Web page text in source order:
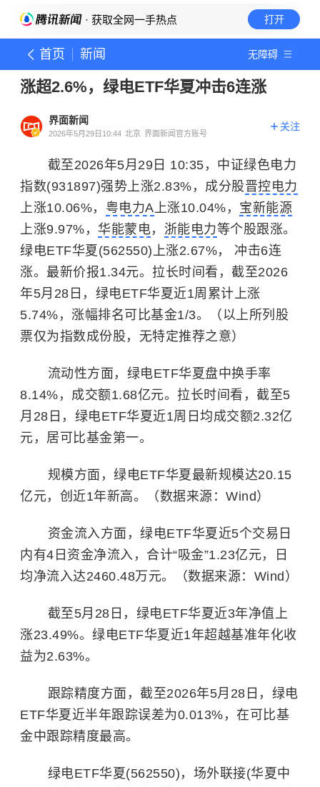
· 获取全网一手热点 打开
首页 新闻 无障碍
涨超2.6%，绿电ETF华夏冲击6连涨
界面新闻
2026年5月29日10:44 北京 界面新闻官方账号
关注
截至2026年5月29日 10:35，中证绿色电力
指数(931897)强势上涨2.83%，成分股晋控电力
上涨10.06%， 粤电力A上涨10.04%， 宝新能源
上涨9.97%， 华能蒙电， 浙能电力等个股跟涨。
绿电ETF华夏(562550)上涨2.67%， 冲击6连
涨。最新价报1.34元。拉长时间看，截至2026
年5月28日，绿电ETF华夏近1周累计上涨
5.74%，涨幅排名可比基金1/3。（以上所列股
票仅为指数成份股，无特定推荐之意）
流动性方面，绿电ETF华夏盘中换手率
8.14%，成交额1.68亿元。拉长时间看，截至5
月28日，绿电ETF华夏近1周日均成交额2.32亿
元，居可比基金第一。
规模方面，绿电ETF华夏最新规模达20.15
亿元，创近1年新高。（数据来源：Wind）
资金流入方面，绿电ETF华夏近5个交易日
内有4日资金净流入，合计“吸金”1.23亿元，日
均净流入达2460.48万元。（数据来源：Wind）
截至5月28日，绿电ETF华夏近3年净值上
涨23.49%。绿电ETF华夏近1年超越基准年化收
益为2.63%。
跟踪精度方面，截至2026年5月28日，绿电
ETF华夏近半年跟踪误差为0.013%，在可比基
金中跟踪精度最高。
绿电ETF华夏(562550)，场外联接(华夏中